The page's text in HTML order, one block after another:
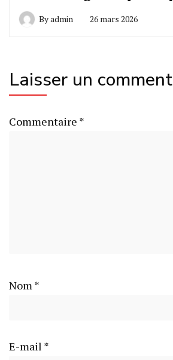
Byadmin 26 mars 2026
Laisser un
Commentaire *
Nom *
E-mail *